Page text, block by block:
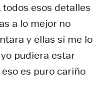
todos esos detalles
a lo mejor no
y ellas sí me lo
pudiera estar
es puro cariño